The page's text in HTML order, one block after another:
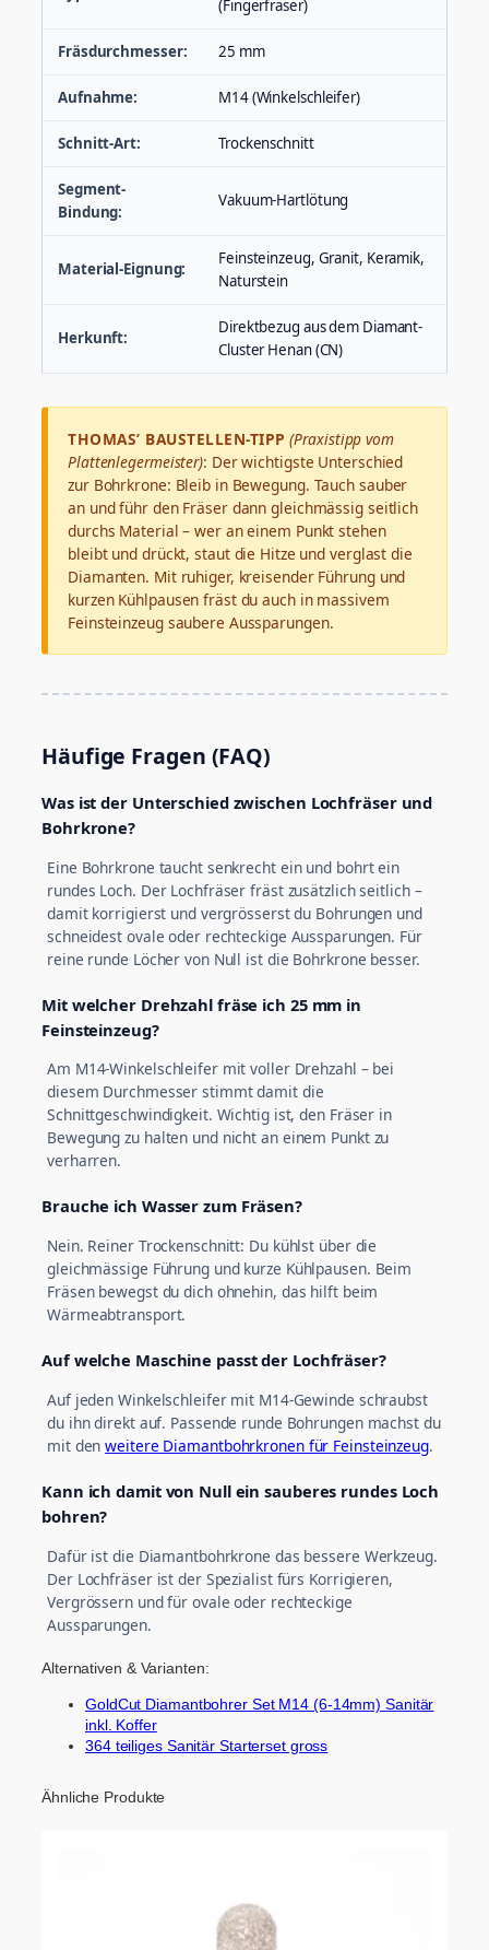
(Fingerfräser)
Fräsdurchmesser: 25 mm
Aufnahme: M14 (Winkelschleifer)
Schnitt-Art: Trockenschnitt
Segment-
Bindung:
Vakuum-Hartlötung
Material-Eignung:
Feinsteinzeug, Granit, Keramik,
Naturstein
Herkunft:
Direktbezug aus dem Diamant-
Cluster Henan (CN)
THOMAS’ BAUSTELLEN-TIPP (Praxistipp vom
Plattenlegermeister): Der wichtigste Unterschied
zur Bohrkrone: Bleib in Bewegung. Tauch sauber
an und führ den Fräser dann gleichmässig seitlich
durchs Material – wer an einem Punkt stehen
bleibt und drückt, staut die Hitze und verglast die
Diamanten. Mit ruhiger, kreisender Führung und
kurzen Kühlpausen fräst du auch in massivem
Feinsteinzeug saubere Aussparungen.
Häufige Fragen (FAQ)
Was ist der Unterschied zwischen Lochfräser und
Bohrkrone?
Eine Bohrkrone taucht senkrecht ein und bohrt ein
rundes Loch. Der Lochfräser fräst zusätzlich seitlich –
damit korrigierst und vergrösserst du Bohrungen und
schneidest ovale oder rechteckige Aussparungen. Für
reine runde Löcher von Null ist die Bohrkrone besser.
Mit welcher Drehzahl fräse ich 25 mm in
Feinsteinzeug?
Am M14-Winkelschleifer mit voller Drehzahl – bei
diesem Durchmesser stimmt damit die
Schnittgeschwindigkeit. Wichtig ist, den Fräser in
Bewegung zu halten und nicht an einem Punkt zu
verharren.
Brauche ich Wasser zum Fräsen?
Nein. Reiner Trockenschnitt: Du kühlst über die
gleichmässige Führung und kurze Kühlpausen. Beim
Fräsen bewegst du dich ohnehin, das hilft beim
Wärmeabtransport.
Auf welche Maschine passt der Lochfräser?
Auf jeden Winkelschleifer mit M14-Gewinde schraubst
du ihn direkt auf. Passende runde Bohrungen machst du
mit denweitere Diamantbohrkronen für Feinsteinzeug.
Kann ich damit von Null ein sauberes rundes Loch
bohren?
Dafür ist die Diamantbohrkrone das bessere Werkzeug.
Der Lochfräser ist der Spezialist fürs Korrigieren,
Vergrössern und für ovale oder rechteckige
Aussparungen.
Alternativen & Varianten:
GoldCut Diamantbohrer Set M14 (6-14mm) Sanitär
inkl. Koffer
364 teiliges Sanitär Starterset gross
Ähnliche Produkte